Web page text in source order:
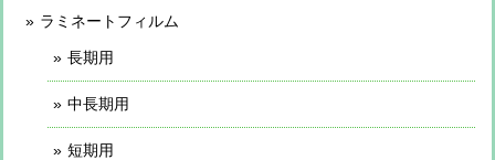
ラミネートフィルム
長期用
中長期用
短期用